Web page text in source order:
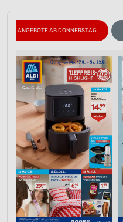
ANGEBOTE AB DONNERSTAG